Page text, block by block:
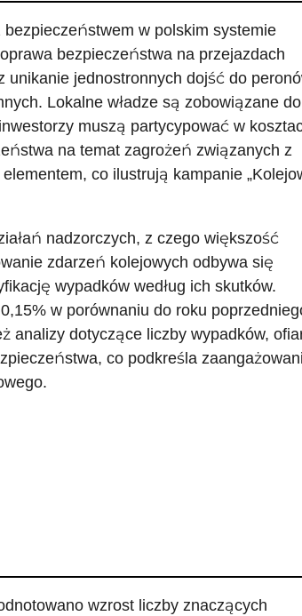
w polskim systemie
bezpieczeństwa na przejazdach
jednostronnych dojść do
Lokalne władze są zobowiązane do
muszą partycypować w
na temat zagrożeń związanych z
co ilustrują kampanie
nadzorczych, z czego większość
zdarzeń kolejowych odbywa się
wypadków według ich skutków.
w porównaniu do roku
analizy dotyczące liczby wypadków,
co podkreśla
wzrost liczby znaczących